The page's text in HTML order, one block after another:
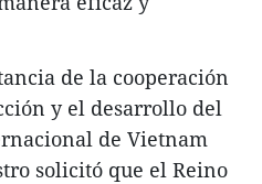
de la cooperación
y el desarrollo del
de Vietnam
solicitó que el Reino